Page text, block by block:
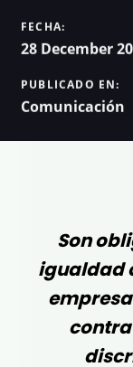
FECHA:
28 December
PUBLICADO EN:
Comunicación
Son
igualdad